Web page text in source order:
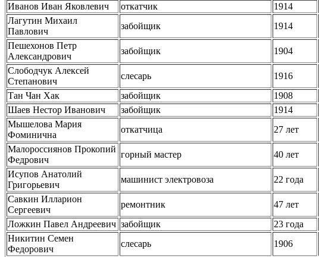
Иванов Иван Яковлевич
откатчик 1914
Лагутин Михаил
Павлович
забойщик 1914
Пешехонов Петр
Александрович
забойщик 1904
Слободчук Алексей
Степанович
слесарь 1916
Тан Чан Хак
забойщик 1908
Шаев Нестор Иванович
забойщик 1914
Мышелова Мария
Фоминична
откатчица 27 лет
Малороссиянов Прокопий
Федрович
горный мастер 40 лет
Исупов Анатолий
Григорьевич
машинист электровоза 22 года
Савкин Илларион
Сергеевич
ремонтник 47 лет
Ложкин Павел Андреевич забойщик 23 года
Никитин Семен
Федорович
слесарь 1906